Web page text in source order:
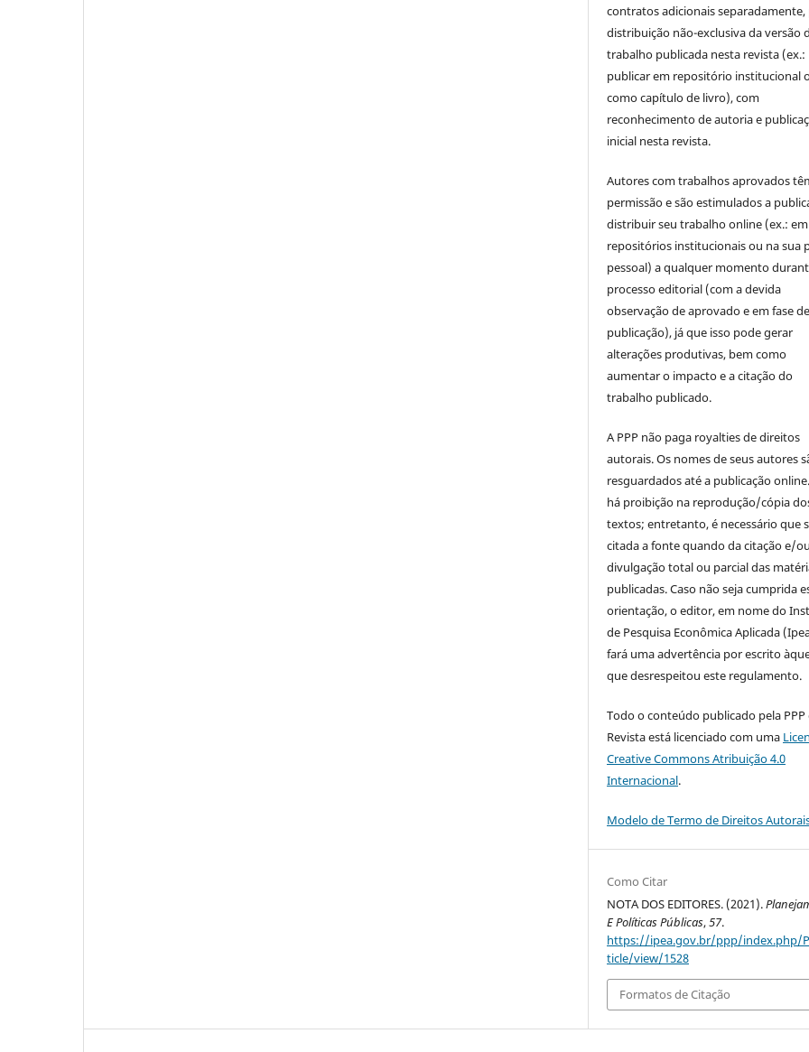
contratos adicionais separadamente,
distribuição não-exclusiva da versão
trabalho publicada nesta revista (ex.:
publicar em repositório institucional
como capítulo de livro), com
reconhecimento de autoria e
inicial nesta revista.
Autores com trabalhos aprovados
permissão e são estimulados a
distribuir seu trabalho online (ex.: em
repositórios institucionais ou na sua
pessoal) a qualquer momento
processo editorial (com a devida
observação de aprovado e em fase de
publicação), já que isso pode gerar
alterações produtivas, bem como
aumentar o impacto e a citação do
trabalho publicado.
A PPP não paga royalties de direitos
autorais. Os nomes de seus autores
resguardados até a publicação
há proibição na reprodução/cópia
textos; entretanto, é necessário que
citada a fonte quando da citação e/ou
divulgação total ou parcial das
publicadas. Caso não seja cumprida
orientação, o editor, em nome do
de Pesquisa Econômica Aplicada
fará uma advertência por escrito
que desrespeitou este regulamento.
Todo o conteúdo publicado pela PPP
Revista está licenciado com uma
Creative Commons Atribuição 4.0
Internacional.
Modelo de Termo de Direitos
Como Citar
NOTA DOS EDITORES. (2021).
E Políticas Públicas,57.
https://ipea.gov.br/ppp/index.php/
ticle/view/1528
Formatos de Citação